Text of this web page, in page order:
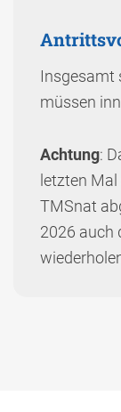
Insgesamt
müssen
Achtung:
letzten
TMSnat
2026 auch